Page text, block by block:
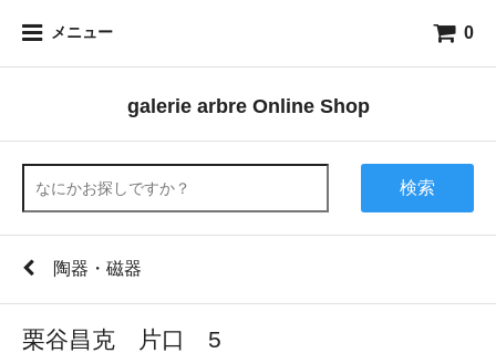
メニュー 0
galerie arbre Online Shop
検索
陶器・磁器
栗谷昌克 片口 5